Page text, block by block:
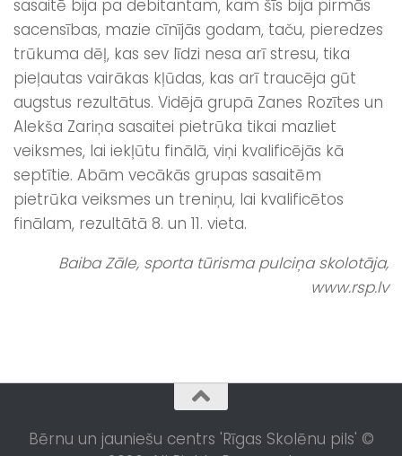
sasaitē bija pa debitantam, kam šīs bija pirmās
sacensības, mazie cīnījās godam, taču, pieredzes
trūkuma dēļ, kas sev līdzi nesa arī stresu, tika
pieļautas vairākas kļūdas, kas arī traucēja gūt
augstus rezultātus. Vidējā grupā Zanes Rozītes un
Alekša Zariņa sasaitei pietrūka tikai mazliet
veiksmes, lai iekļūtu finālā, viņi kvalificējās kā
septītie. Abām vecākās grupas sasaitēm
pietrūka veiksmes un treniņu, lai kvalificētos
finālam, rezultātā 8. un 11. vieta.
Baiba Zāle, sporta tūrisma pulciņa skolotāja,
www.rsp.lv
Bērnu un jauniešu centrs 'Rīgas Skolēnu pils' ©